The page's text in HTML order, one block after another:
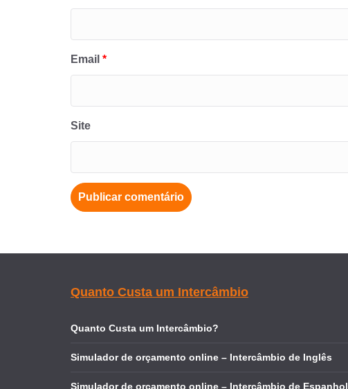
Email *
Site
Quanto Custa um Intercâmbio
Quanto Custa um Intercâmbio?
Simulador de orçamento online – Intercâmbio de Inglês
Simulador de orçamento online – Intercâmbio de Espanhol